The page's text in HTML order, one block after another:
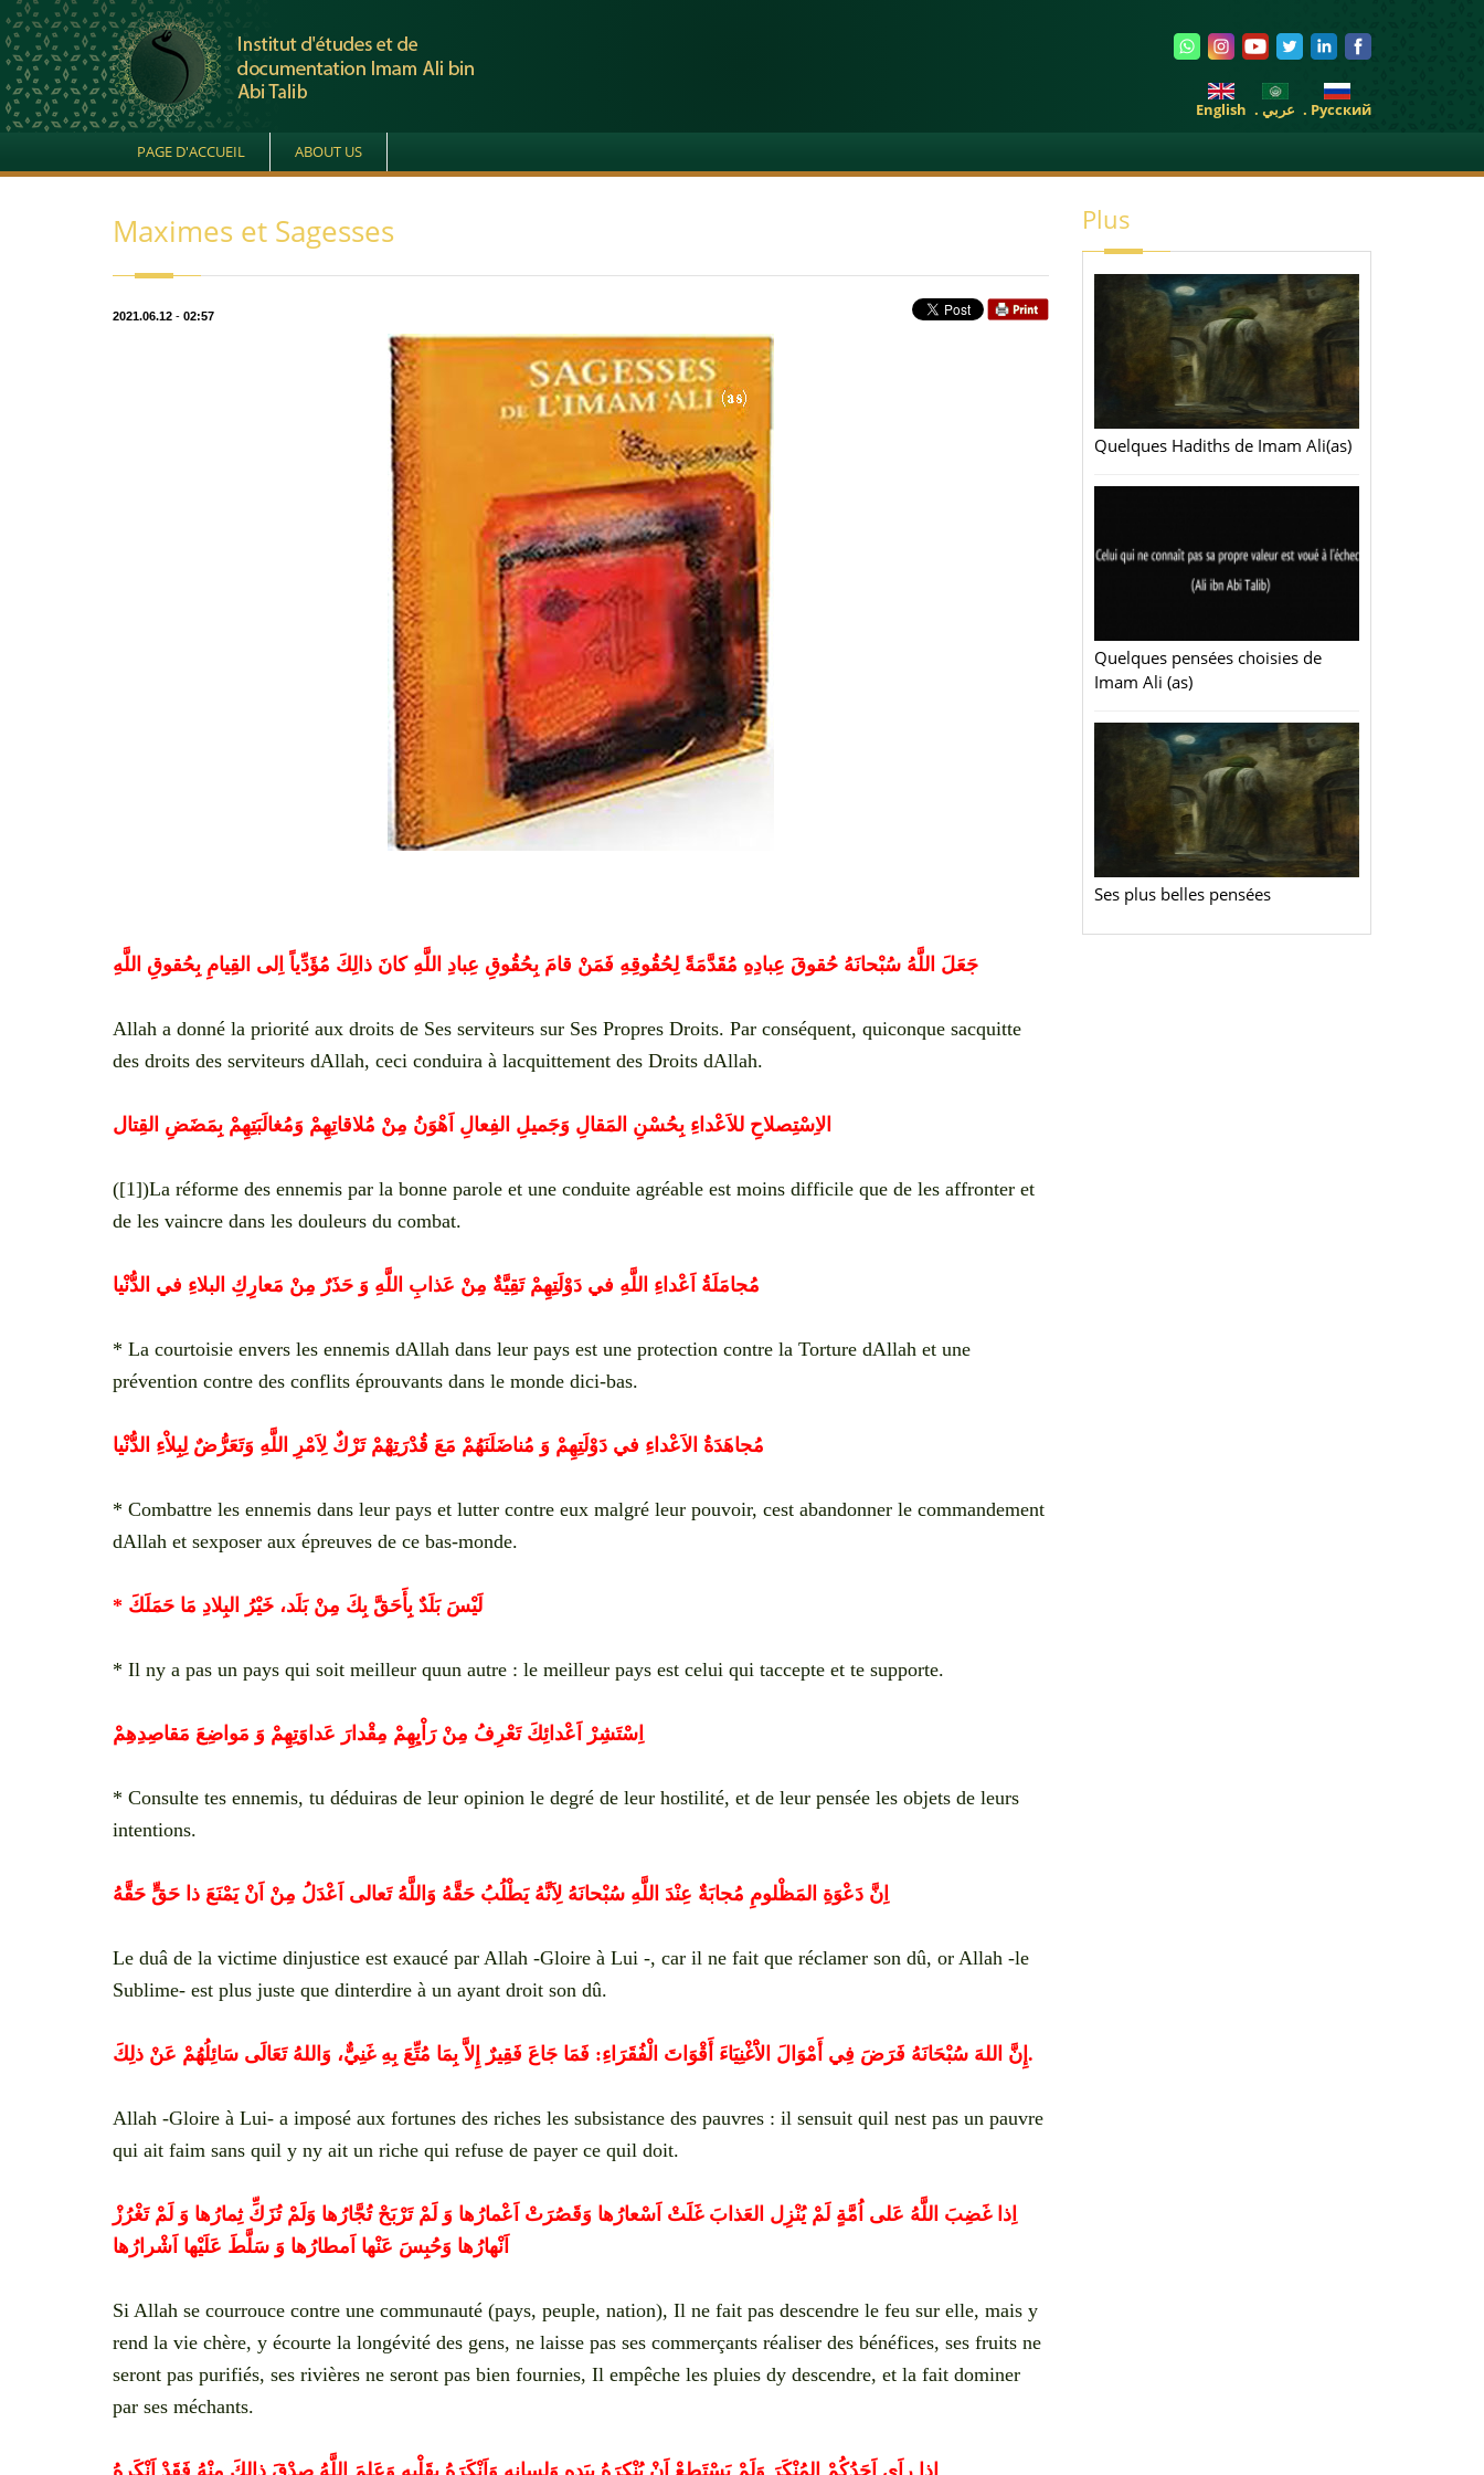
. Pусский . عربي English
PAGE D'ACCUEIL ABOUT US
Maximes et Sagesses
2021.06.12 - 02:57
جَعَلَ اللَّهُ سُبْحانَهُ حُقوقَ عِبادِهِ مُقَدَّمَةً لِحُقُوقِهِ فَمَنْ قامَ بِحُقُوقِ عِبادِ اللَّهِ كانَ ذالِكَ مُؤَدِّياً اِلى القِيامِ بِحُقوقِ اللَّهِ
Allah a donné la priorité aux droits de Ses serviteurs sur Ses Propres Droits. Par conséquent, quiconque sacquitte
des droits des serviteurs dAllah, ceci conduira à lacquittement des Droits dAllah.
الاِسْتِصلاحِ للاَعْداءِ بِحُسْنِ المَقالِ وَجَميلِ الفِعالِ اَهْوَنُ مِنْ مُلاقاتِهِمْ وَمُغالَبَتِهِمْ بِمَضَضِ القِتال
([1])La réforme des ennemis par la bonne parole et une conduite agréable est moins difficile que de les affronter et
de les vaincre dans les douleurs du combat.
مُجامَلَةُ اَعْداءِ اللَّهِ في دَوْلَتِهِمْ تَقِيَّةٌ مِنْ عَذابِ اللَّهِ وَ حَذَرٌ مِنْ مَعارِكِ البلاءِ في الدُّنْيا
* La courtoisie envers les ennemis dAllah dans leur pays est une protection contre la Torture dAllah et une
prévention contre des conflits éprouvants dans le monde dici-bas.
مُجاهَدَةُ الاَعْداءِ في دَوْلَتِهِمْ وَ مُناضَلَنَهُمْ مَعَ قُدْرَتِهْمْ تَرْكٌ لِاَمْرِ اللَّهِ وَتَعَرُّضٌ لِبِلاْءِ الدُّنْيا
* Combattre les ennemis dans leur pays et lutter contre eux malgré leur pouvoir, cest abandonner le commandement
dAllah et sexposer aux épreuves de ce bas-monde.
* لَيْسَ بَلَدٌ بِأَحَقَّ بِكَ مِنْ بَلَد، خَيْرُ البِلادِ مَا حَمَلَكَ
* Il ny a pas un pays qui soit meilleur quun autre : le meilleur pays est celui qui taccepte et te supporte.
اِسْتَشِرْ اَعْدائِكَ تَعْرِفُ مِنْ رَاْيِهِمْ مِقْدارَ عَداوَتِهِمْ وَ مَواضِعَ مَقاصِدِهِمْ
* Consulte tes ennemis, tu déduiras de leur opinion le degré de leur hostilité, et de leur pensée les objets de leurs
intentions.
اِنَّ دَعْوَةِ المَظْلومِ مُجابَةٌ عِنْدَ اللَّهِ سُبْحانَهُ لِاَنَّهُ يَطْلُبُ حَقَّهُ وَاللَّهُ تَعالى اَعْدَلُ مِنْ اَنْ يَمْنَعَ ذا حَقٍّ حَقَّهُ
Le duâ de la victime dinjustice est exaucé par Allah -Gloire à Lui -, car il ne fait que réclamer son dû, or Allah -le
Sublime- est plus juste que dinterdire à un ayant droit son dû.
إِنَّ اللهَ سُبْحَانَهُ فَرَضَ فِي أَمْوَالَ الاَْغْنِيَاءَ أَقْوَاتَ الْفُقَرَاءِ: فَمَا جَاعَ فَقِيرٌ إِلاَّ بِمَا مُتِّعَ بِهِ غَنِيٌّ، وَاللهُ تَعَالَى سَائِلُهُمْ عَنْ ذلِكَ .
Allah -Gloire à Lui- a imposé aux fortunes des riches les subsistance des pauvres : il sensuit quil nest pas un pauvre
qui ait faim sans quil y ny ait un riche qui refuse de payer ce quil doit.
اِذا غَضِبَ اللَّهُ عَلى اُمَّةٍ لَمْ يُنْزِل العَذابَ غَلَتْ اَسْعارُها وَقَصُرَتْ اَعْمارُها وَ لَمْ تَرْبَحْ تُجَّارُها وَلَمْ تُزَكِّ ثِمارُها وَ لَمْ تَغْرُزْ
اَنْهارُها وَحُبِسَ عَنْها اَمطارُها وَ سَلَّطَ عَلَيْها اَشْرارُها
Si Allah se courrouce contre une communauté (pays, peuple, nation), Il ne fait pas descendre le feu sur elle, mais y
rend la vie chère, y écourte la longévité des gens, ne laisse pas ses commerçants réaliser des bénéfices, ses fruits ne
seront pas purifiés, ses rivières ne seront pas bien fournies, Il empêche les pluies dy descendre, et la fait dominer
par ses méchants.
اِذا راَى اَحَدُكُمْ المُنْكَرَ وَلَمْ يَسْتَطِعْ اَنْ يُنْكِرَهُ بِيَدِهِ وَلِسانِهِ وَاَنْكَرَهُ بِقَلْبِهِ وَعَلِمَ اللَّهُ صِدْقَ ذالِكَ مِنْهُ فَقَدْ اَنْكَرهُ
Plus
Quelques Hadiths de Imam Ali(as)
Quelques pensées choisies de
Imam Ali (as)
Ses plus belles pensées